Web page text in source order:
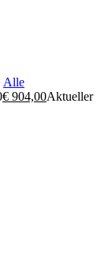
Alle
€ 904,00Aktueller